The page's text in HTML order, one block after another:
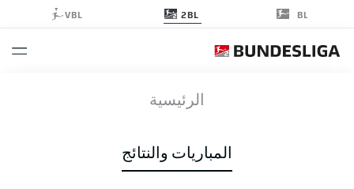
BL
2BL
VBL
الرئيسية
المباريات والنتائج